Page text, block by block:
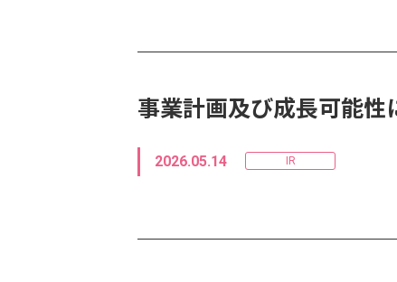
事業計画及び成長可能性
2026.05.14 IR